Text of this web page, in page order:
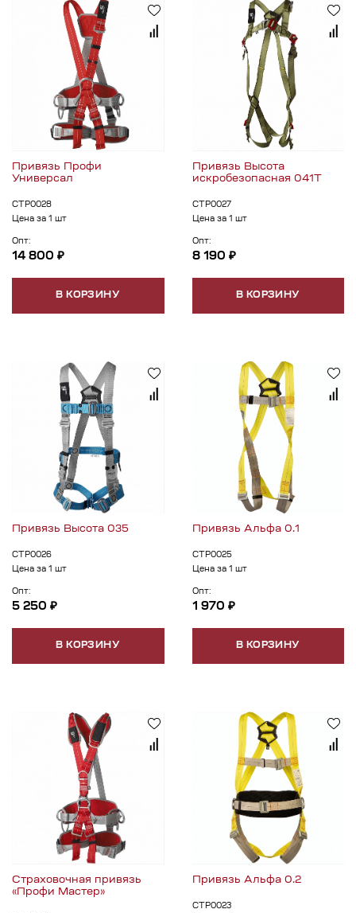
Привязь Профи
Универсал
СТР0028
Цена за 1 шт
Опт:
14 800 ₽
В КОРЗИНУ
Привязь Высота
искробезопасная 041Т
СТР0027
Цена за 1 шт
Опт:
8 190 ₽
В КОРЗИНУ
Привязь Высота 035
СТР0026
Цена за 1 шт
Опт:
5 250 ₽
В КОРЗИНУ
Привязь Альфа 0.1
СТР0025
Цена за 1 шт
Опт:
1 970 ₽
В КОРЗИНУ
Страховочная привязь
«Профи Мастер»
Привязь Альфа 0.2
СТР0023